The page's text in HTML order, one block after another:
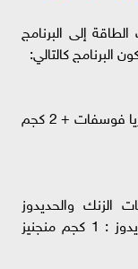
إلى البرنامج
البرنامج كالتالي:
- اليوم الأول: 5 كجم يوريا 46٪ + 3 كجم يوريا فوسفات + 2 كجم
سلفات الزنك والحديدوز
والمنجنيز، بنسبة: 2 كجم زنك : 1 كجم حديدوز : 1 كجم منجنيز